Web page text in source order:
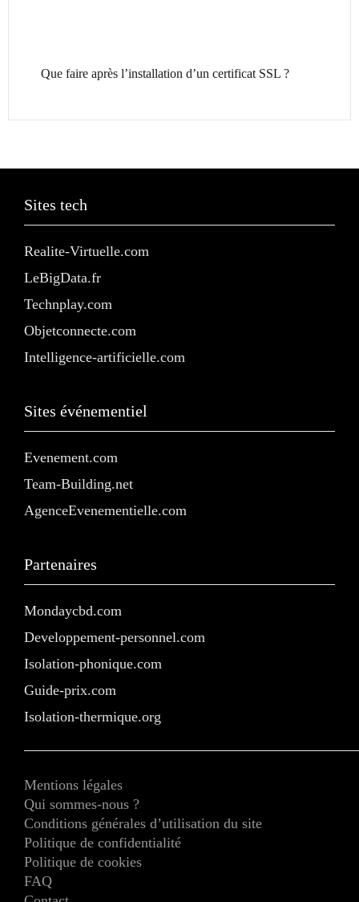
Que faire après l’installation d’un certificat SSL ?
Sites tech
Realite-Virtuelle.com
LeBigData.fr
Technplay.com
Objetconnecte.com
Intelligence-artificielle.com
Sites événementiel
Evenement.com
Team-Building.net
AgenceEvenementielle.com
Partenaires
Mondaycbd.com
Developpement-personnel.com
Isolation-phonique.com
Guide-prix.com
Isolation-thermique.org
Mentions légales
Qui sommes-nous ?
Conditions générales d’utilisation du site
Politique de confidentialité
Politique de cookies
FAQ